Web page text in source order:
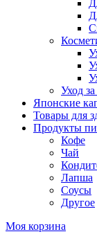
Уход
Японские
Товары для
Продукты
Кофе
Чай
Лапша
Соусы
Другое
Моя корзина